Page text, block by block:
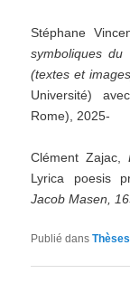
Stéphane
symboliques du
(textes et
Université)
Rome), 2025-
Clément Zajac,
Lyrica poesis
Jacob Masen,
Publié dans